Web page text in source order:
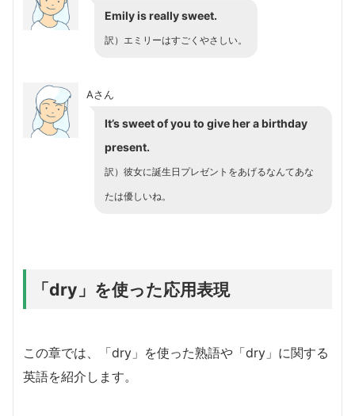
Emily is really sweet.
訳）エミリーはすごくやさしい。
Aさん
It’s sweet of you to give her a birthday
present.
訳）彼女に誕生日プレゼントをあげるなんてあな
たは優しいね。
「dry」を使った応用表現
この章では、「dry」を使った熟語や「dry」に関する
英語を紹介します。